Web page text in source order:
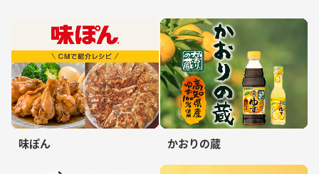
味ぽん かおりの蔵